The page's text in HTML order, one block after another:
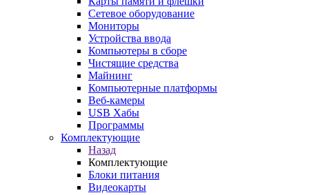
Сетевое оборудование
Мониторы
Устройства ввода
Компьютеры в сборе
Чистящие средства
Майнинг
Компьютерные платформы
Веб-камеры
USB Хабы
Программы
Комплектующие
Назад
Комплектующие
Блоки питания
Видеокарты